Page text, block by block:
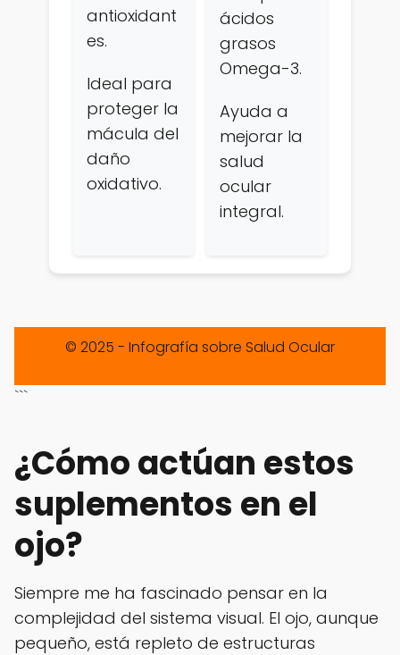
antioxidant
es.
Ideal para
proteger la
mácula del
daño
oxidativo.
ácidos
grasos
Omega-3.
Ayuda a
mejorar la
salud
ocular
integral.
© 2025 - Infografía sobre Salud Ocular
```
¿Cómo actúan estos
suplementos en el
ojo?
Siempre me ha fascinado pensar en la
complejidad del sistema visual. El ojo, aunque
pequeño, está repleto de estructuras